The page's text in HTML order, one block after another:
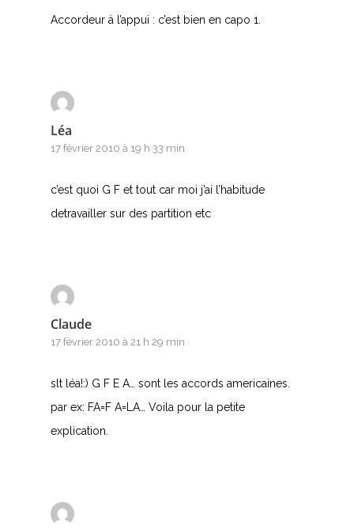
Accordeur à l’appui : c’est bien en capo 1.
Léa
17 février 2010 à 19 h 33 min
c’est quoi G F et tout car moi j’ai l’habitude
detravailler sur des partition etc
Claude
17 février 2010 à 21 h 29 min
slt léa!:) G F E A… sont les accords americaines.
par ex: FA=F A=LA… Voila pour la petite
explication.